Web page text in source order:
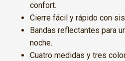
confort.
Cierre fácil y rápido con
Bandas reflectantes para
noche.
Cuatro medidas y tres